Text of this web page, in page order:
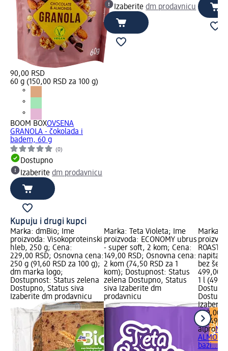
90,00 RSD
60 g (150,00 RSD za 100 g)
BOOM BOXOVSENA
GRANOLA - čokolada i
badem, 60 g
(0)
Dostupno
Izaberite dm prodavnicu
Izaberitedm prodavnicu
Kupuju i drugi kupci
Marka: dmBio; Ime
proizvoda: Visokoproteinski
hleb, 250 g; Cena:
229,00 RSD; Osnovna cena:
250 g (91,60 RSD za 100 g);
dm marka logo;
Dostupnost: Status zelena
Dostupno, Status siva
Izaberite dm prodavnicu
Marka: Teta Violeta; Ime
proizvoda: ECONOMY ubrus
- super soft, 2 kom; Cena:
149,00 RSD; Osnovna cena:
2 kom (74,50 RSD za 1
kom); Dostupnost: Status
zelena Dostupno, Status
siva Izaberite dm
prodavnicu
Marka:
napitak
bez
499,00
1 l
499,00
1 l
alproNO
bazi...,